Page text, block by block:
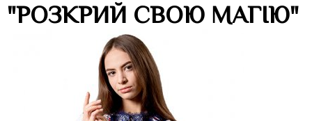
"РОЗКРИЙ СВОЮ МАГІЮ"